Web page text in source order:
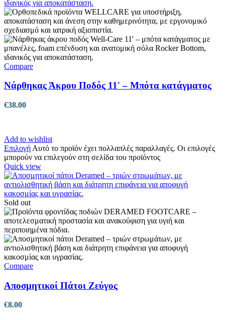
Compare
Νάρθηκας Άκρου Ποδός 11′ – Μπότα κατάγματος
€38.00
Add to wishlist
Επιλογή Αυτό το προϊόν έχει πολλαπλές παραλλαγές. Οι επιλογές
μπορούν να επιλεγούν στη σελίδα του προϊόντος
Quick view
Sold out
Compare
Αποσμητικοί Πάτοι Ζεύγος
€8.00